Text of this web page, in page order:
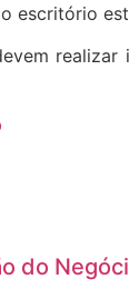
escritório
do